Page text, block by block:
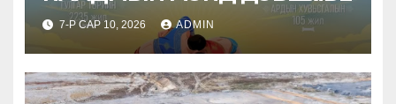
7-Р САР 10, 2026 ADMIN